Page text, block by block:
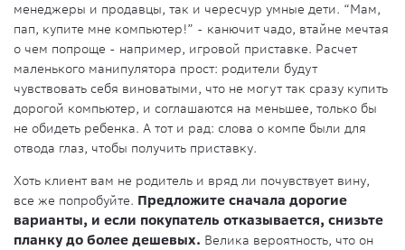
менеджеры и продавцы, так и чересчур умные дети. “Мам,
пап, купите мне компьютер!” - канючит чадо, втайне мечтая
о чем попроще - например, игровой приставке. Расчет
маленького манипулятора прост: родители будут
чувствовать себя виноватыми, что не могут так сразу купить
дорогой компьютер, и соглашаются на меньшее, только бы
не обидеть ребенка. А тот и рад: слова о компе были для
отвода глаз, чтобы получить приставку.
Хоть клиент вам не родитель и вряд ли почувствует вину,
все же попробуйте. Предложите сначала дорогие
варианты, и если покупатель отказывается, снизьте
планку до более дешевых. Велика вероятность, что он